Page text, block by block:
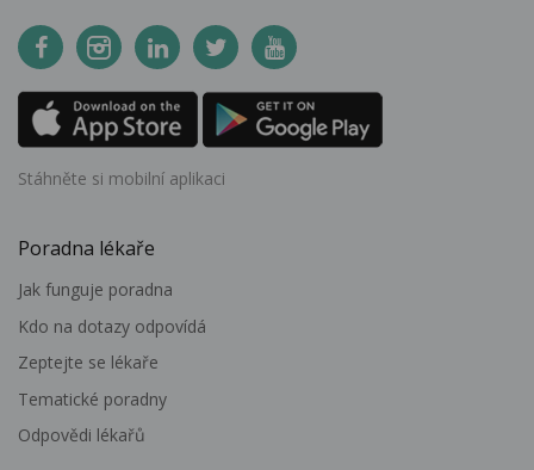
Stáhněte si mobilní aplikaci
Poradna lékaře
Jak funguje poradna
Kdo na dotazy odpovídá
Zeptejte se lékaře
Tematické poradny
Odpovědi lékařů